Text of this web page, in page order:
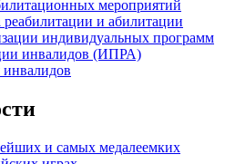
мероприятий
и абилитации
индивидуальных программ
инвалидов (ИПРА)
инвалидов